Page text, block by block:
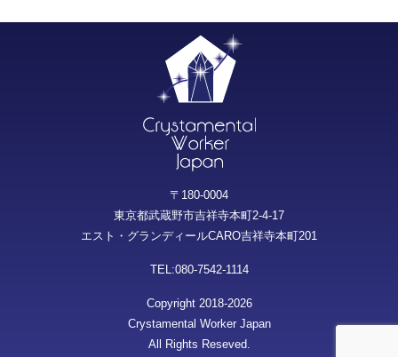
〒180-0004
東京都武蔵野市吉祥寺本町2-4-17
エスト・グランディールCARO吉祥寺本町201
TEL:080-7542-1114
Copyright 2018-2026
Crystamental Worker Japan
All Rights Reseved.